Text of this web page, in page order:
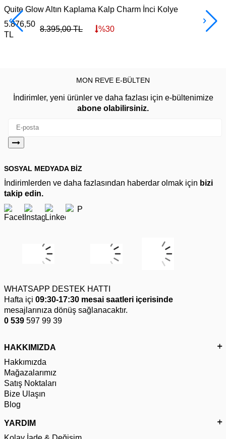
Quite Glow Altın Kaplama Kalp Charm İnci Kolye
5.876,50
TL
8.395,00TL %30
MON REVE E-BÜLTEN
İndirimler, yeni ürünler ve daha fazlası için e-bültenimize
abone olabilirsiniz.
SOSYAL MEDYADA BİZ
İndirimlerden ve daha fazlasından haberdar olmak için bizi
takip edin.
WHATSAPP DESTEK HATTI
Hafta içi 09:30-17:30 mesai saatleri içerisinde
mesajlarınıza dönüş sağlanacaktır.
0 539 597 99 39
HAKKIMIZDA
Hakkımızda
Mağazalarımız
Satış Noktaları
Bize Ulaşın
Blog
YARDIM